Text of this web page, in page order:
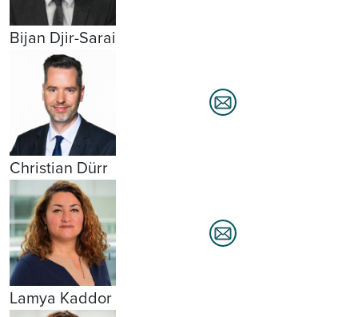
Bijan Djir-Sarai
Christian Dürr
Lamya Kaddor